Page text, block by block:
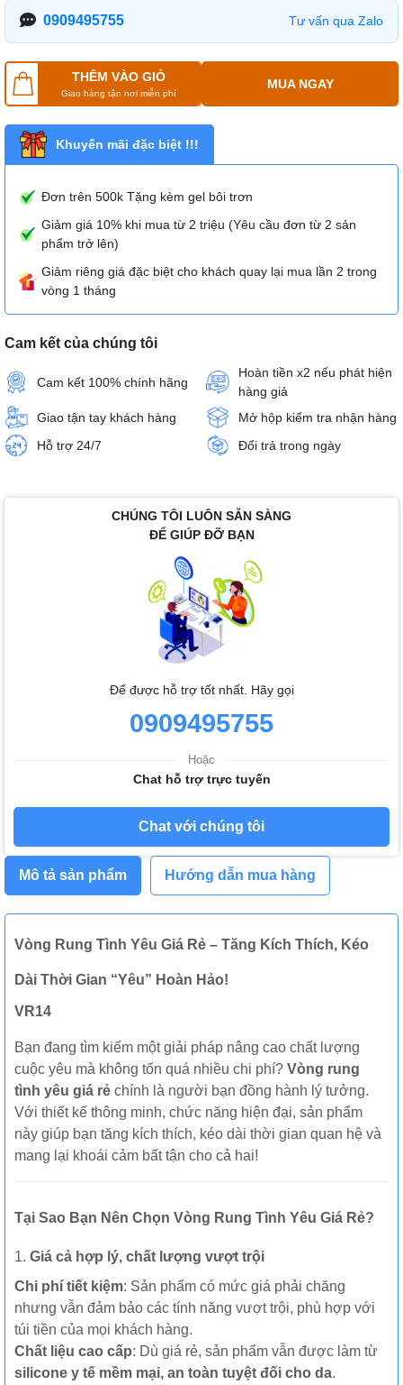
0909495755 Tư vấn qua Zalo
THÊM VÀO GIỎ
Giao hàng tận nơi miễn phí
MUA NGAY
Khuyến mãi đặc biệt !!!
Đơn trên 500k Tặng kèm gel bôi trơn
Giảm giá 10% khi mua từ 2 triệu (Yêu cầu đơn từ 2 sản
phẩm trở lên)
Giảm riêng giá đặc biệt cho khách quay lại mua lần 2 trong
vòng 1 tháng
Cam kết của chúng tôi
Cam kết 100% chính hãng
Hoàn tiền x2 nếu phát hiện
hàng giả
Giao tận tay khách hàng
Mở hộp kiểm tra nhận hàng
Hỗ trợ 24/7
Đổi trả trong ngày
CHÚNG TÔI LUÔN SẴN SÀNG
ĐỂ GIÚP ĐỠ BẠN
Để được hỗ trợ tốt nhất. Hãy gọi
0909495755
Hoặc
Chat hỗ trợ trực tuyến
Chat với chúng tôi
Mô tả sản phẩm Hướng dẫn mua hàng
Vòng Rung Tình Yêu Giá Rẻ – Tăng Kích Thích, Kéo
Dài Thời Gian “Yêu” Hoàn Hảo!
VR14
Bạn đang tìm kiếm một giải pháp nâng cao chất lượng
cuộc yêu mà không tốn quá nhiều chi phí? Vòng rung
tình yêu giá rẻ chính là người bạn đồng hành lý tưởng.
Với thiết kế thông minh, chức năng hiện đại, sản phẩm
này giúp bạn tăng kích thích, kéo dài thời gian quan hệ và
mang lại khoái cảm bất tận cho cả hai!
Tại Sao Bạn Nên Chọn Vòng Rung Tình Yêu Giá Rẻ?
1. Giá cả hợp lý, chất lượng vượt trội
Chi phí tiết kiệm: Sản phẩm có mức giá phải chăng
nhưng vẫn đảm bảo các tính năng vượt trội, phù hợp với
túi tiền của mọi khách hàng.
Chất liệu cao cấp: Dù giá rẻ, sản phẩm vẫn được làm từ
silicone y tế mềm mại, an toàn tuyệt đối cho da.